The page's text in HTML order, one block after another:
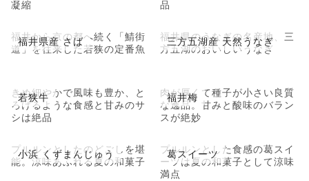
凝縮
品
福井県産 さば
福井から京の都へ続く「鯖街
道」を往来した若狭の定番魚
三方五湖産 天然うなぎ
福井県のうなぎの名産地、三
方五湖のおいしいうなぎ
若狭牛
きめ細やかで風味も豊か、と
ろけるような食感と甘みのサ
シは絶品
福井梅
肉が厚くて種子が小さい良質
な逸品。甘みと酸味のバラン
スが絶妙
小浜 くずまんじゅう
プルルンとしたのどごしを堪
能。涼味あふれる夏の和菓子
葛スイーツ
プルルンとした食感の葛スイ
ーツは夏の和菓子として涼味
満点